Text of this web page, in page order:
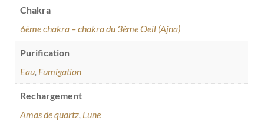
Chakra
6ème chakra – chakra du 3ème Oeil (Ajna)
Purification
Eau, Fumigation
Rechargement
Amas de quartz, Lune